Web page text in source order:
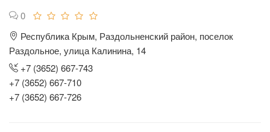
0
Республика Крым, Раздольненский район, поселок
Раздольное, улица Калинина, 14
+7 (3652) 667-743
+7 (3652) 667-710
+7 (3652) 667-726